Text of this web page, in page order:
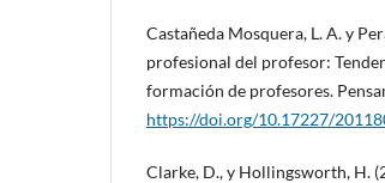
Castañeda Mosquera, L. A. y
profesional del profesor:
formación de profesores.
https://doi.org/10.17227/
Clarke, D., y Hollingsworth, H.